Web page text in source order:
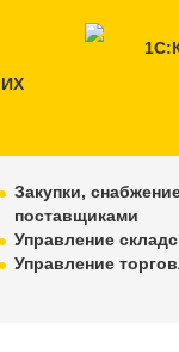
Закупки,
поставщиками
Управление
Управление